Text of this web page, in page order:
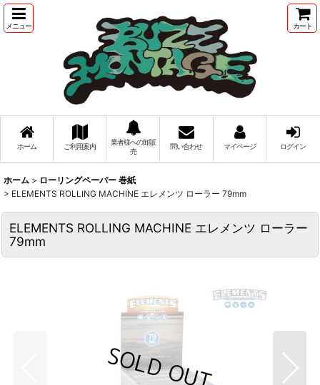
メニュー カート
ホーム ご利用案内
業者様への卸販
売
問い合わせ マイページ ログイン
ホーム > ローリングペーパー 巻紙
> ELEMENTS ROLLING MACHINE エレメンツ ローラー 79mm
ELEMENTS ROLLING MACHINE エレメンツ ローラー
79mm